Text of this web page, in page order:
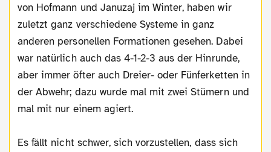
von Hofmann und Januzaj im Winter, haben wir
zuletzt ganz verschiedene Systeme in ganz
anderen personellen Formationen gesehen. Dabei
war natürlich auch das 4-1-2-3 aus der Hinrunde,
aber immer öfter auch Dreier- oder Fünferketten in
der Abwehr; dazu wurde mal mit zwei Stümern und
mal mit nur einem agiert.
Es fällt nicht schwer, sich vorzustellen, dass sich